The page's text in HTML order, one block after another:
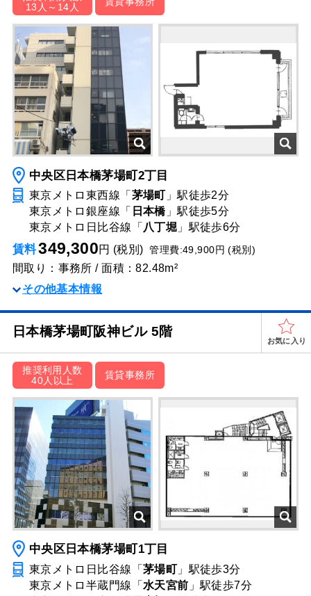
13人～14人
中央区日本橋茅場町2丁目
東京メトロ東西線「 茅場町 」駅徒歩2分
東京メトロ銀座線「
日本橋」駅徒歩5分
東京メトロ日比谷線「 八丁堀 」駅徒歩6分
賃料349,300円 (税別)管理費:49,900円 (税別)
間取り：事務所 / 面積：82.48m²
その他基本情報
日本橋茅場町阪神ビル 5階
お気に入り
推奨利用人数
40人以上
賃貸事務所
中央区日本橋茅場町1丁目
東京メトロ日比谷線「 茅場町 」駅徒歩3分
東京メトロ半蔵門線「 水天宮前 」駅徒歩7分